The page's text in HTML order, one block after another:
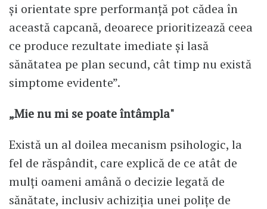
și orientate spre performanță pot cădea în
această capcană, deoarece prioritizează ceea
ce produce rezultate imediate și lasă
sănătatea pe plan secund, cât timp nu există
simptome evidente”.
„Mie nu mi se poate întâmpla"
Există un al doilea mecanism psihologic, la
fel de răspândit, care explică de ce atât de
mulți oameni amână o decizie legată de
sănătate, inclusiv achiziția unei polițe de